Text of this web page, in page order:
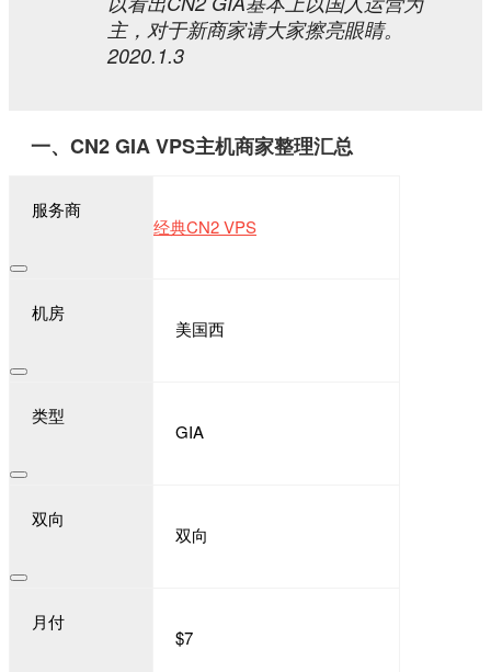
主，对于新商家请大家擦亮眼睛。
2020.1.3
一、CN2 GIA VPS主机商家整理汇总
服务商
经典CN2 VPS
机房
美国西
类型
GIA
双向
双向
月付
$7